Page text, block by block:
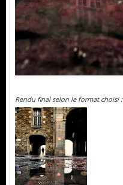
Rendu final selon le format choisi :